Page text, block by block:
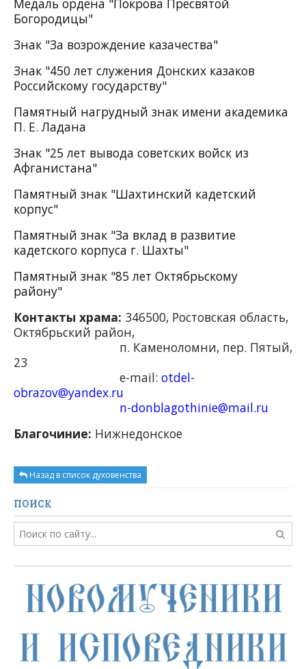
Медаль ордена "Покрова Пресвятой
Богородицы"
Знак "За возрождение казачества"
Знак "450 лет служения Донских казаков
Российскому государству"
Памятный нагрудный знак имени академика
П. Е. Ладана
Знак "25 лет вывода советских войск из
Афганистана"
Памятный знак "Шахтинский кадетский
корпус"
Памятный знак "За вклад в развитие
кадетского корпуса г. Шахты"
Памятный знак "85 лет Октябрьскому
району"
Контакты храма: 346500, Ростовская область,
Октябрьский район,
п. Каменоломни, пер. Пятый,
23
e-mail: otdel-
obrazov@yandex.ru
n-donblagothinie@mail.ru
Благочиние: Нижнедонское
Назад в список духовенства
ПОИСК